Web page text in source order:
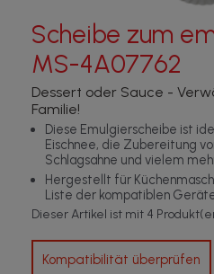
Scheibe zum
MS-4A07762
Dessert oder Sauce -
Familie!
Diese Emulgierscheibe ist
Eischnee, die Zubereitung
Schlagsahne und vielem
Hergestellt für
Liste der kompatiblen
Dieser Artikel ist mit 4
Kompatibilität überprüfen